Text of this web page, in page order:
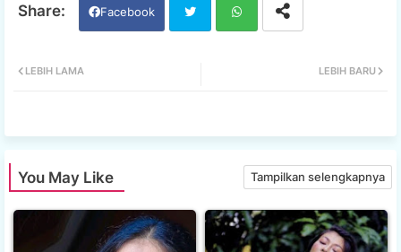
Facebook
LEBIH BARU
LEBIH LAMA
You May Like Tampilkan selengkapnya